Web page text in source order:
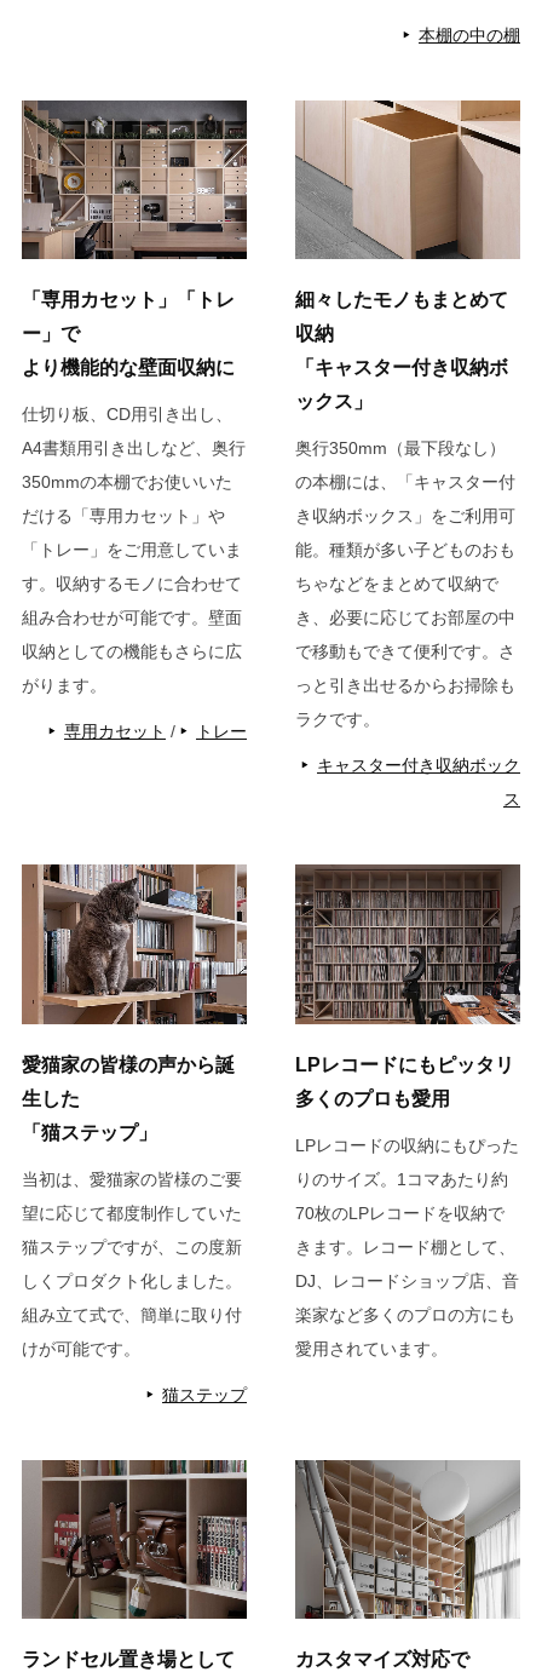
本棚の中の棚
「専用カセット」「トレ
ー」で
より機能的な壁面収納に
仕切り板、CD用引き出し、
A4書類用引き出しなど、奥行
350mmの本棚でお使いいた
だける「専用カセット」や
「トレー」をご用意していま
す。収納するモノに合わせて
組み合わせが可能です。壁面
収納としての機能もさらに広
がります。
専用カセット / トレー
細々したモノもまとめて
収納
「キャスター付き収納ボ
ックス」
奥行350mm（最下段なし）
の本棚には、「キャスター付
き収納ボックス」をご利用可
能。種類が多い子どものおも
ちゃなどをまとめて収納で
き、必要に応じてお部屋の中
で移動もできて便利です。さ
っと引き出せるからお掃除も
ラクです。
キャスター付き収納ボック
ス
愛猫家の皆様の声から誕
生した
「猫ステップ」
当初は、愛猫家の皆様のご要
望に応じて都度制作していた
猫ステップですが、この度新
しくプロダクト化しました。
組み立て式で、簡単に取り付
けが可能です。
猫ステップ
LPレコードにもピッタリ
多くのプロも愛用
LPレコードの収納にもぴった
りのサイズ。1コマあたり約
70枚のLPレコードを収納で
きます。レコード棚として、
DJ、レコードショップ店、音
楽家など多くのプロの方にも
愛用されています。
ランドセル置き場として
カスタマイズ対応で